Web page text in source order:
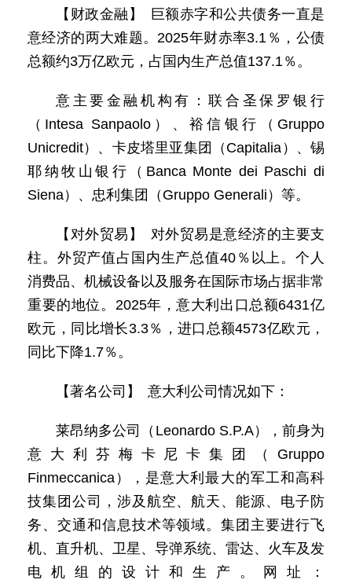
【财政金融】 巨额赤字和公共债务一直是
意经济的两大难题。2025年财赤率3.1％，公债
总额约3万亿欧元，占国内生产总值137.1％。
意主要金融机构有：联合圣保罗银行
（Intesa Sanpaolo）、裕信银行（Gruppo
Unicredit）、卡皮塔里亚集团（Capitalia）、锡
耶纳牧山银行（Banca Monte dei Paschi di
Siena）、忠利集团（Gruppo Generali）等。
【对外贸易】 对外贸易是意经济的主要支
柱。外贸产值占国内生产总值40％以上。个人
消费品、机械设备以及服务在国际市场占据非常
重要的地位。2025年，意大利出口总额6431亿
欧元，同比增长3.3％，进口总额4573亿欧元，
同比下降1.7％。
【著名公司】 意大利公司情况如下：
莱昂纳多公司（Leonardo S.P.A），前身为
意大利芬梅卡尼卡集团（Gruppo
Finmeccanica），是意大利最大的军工和高科
技集团公司，涉及航空、航天、能源、电子防
务、交通和信息技术等领域。集团主要进行飞
机、直升机、卫星、导弹系统、雷达、火车及发
电机组的设计和生产。网址：